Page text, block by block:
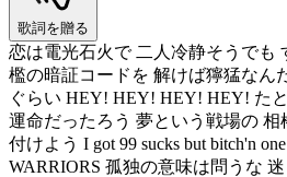
歌詞を贈る
恋は電光石火で 二人冷静そうでも
檻の暗証コードを 解けば獰猛なん
ぐらい HEY! HEY! HEY! HEY! た
運命だったろう 夢という戦場の 相
付けよう I got 99 sucks but bitch'n
WARRIORS 孤独の意味は問うな